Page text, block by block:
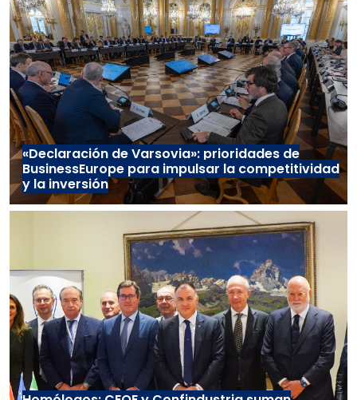
«Declaración de Varsovia»: prioridades de
BusinessEurope para impulsar la competitividad
y la inversión